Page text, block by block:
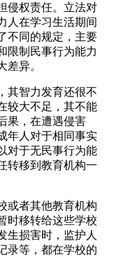
侵权责任。立法对
人在学习生活期间
不同的规定，主要
限制民事行为能力
差异。
其智力发育还很不
较大不足，其不能
果，在遭遇侵害
年人对于相同事实
对于无民事行为能
转移到教育机构一
或者其他教育机构
时移转给这些学校
生损害时，监护人
录等，都在学校的